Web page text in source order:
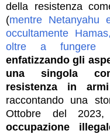
della resistenza
(mentre Netanyahu
occultamente
oltre a fungere
enfatizzando gli
una singola
resistenza in
raccontando una
Ottobre del 2023,
occupazione